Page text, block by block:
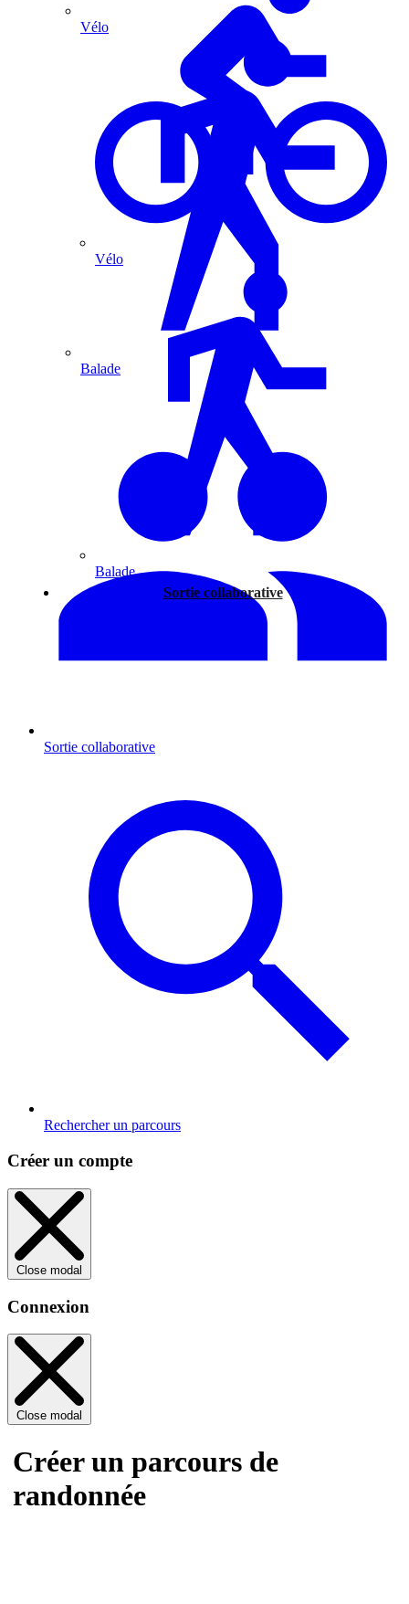
Vélo
Balade
Sortie collaborative
Vélo
Balade
Sortie collaborative
Rechercher un parcours
Créer un compte
Close modal
Connexion
Close modal
Créer un parcours de
randonnée